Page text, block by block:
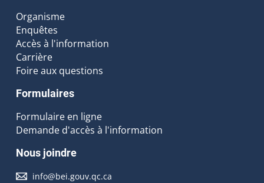
Organisme
Enquêtes
Accès à l'information
Carrière
Foire aux questions
Formulaires
Formulaire en ligne
Demande d'accès à l'information
Nous joindre
info@bei.gouv.qc.ca